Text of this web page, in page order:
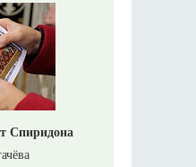
Спиридона